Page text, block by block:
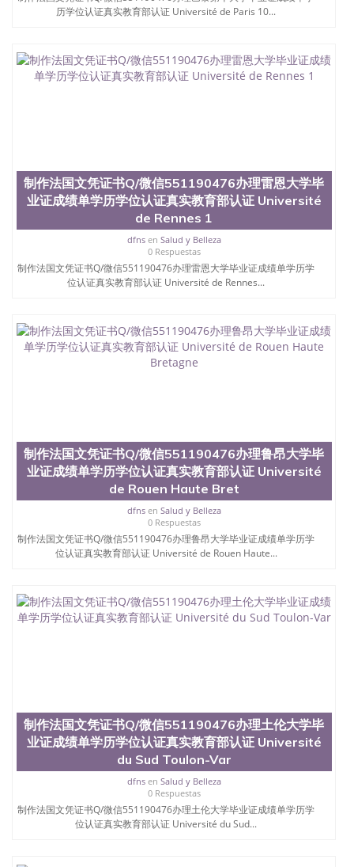
历学位认证真实教育部认证 Université de Paris 10...
制作法国文凭证书Q/微信551190476办理雷恩大学毕
业证成绩单学历学位认证真实教育部认证 Université
de Rennes 1
dfnsen Salud y Belleza
0 Respuestas
制作法国文凭证书Q/微信551190476办理雷恩大学毕业证成绩单学历学
位认证真实教育部认证 Université de Rennes...
制作法国文凭证书Q/微信551190476办理鲁昂大学毕
业证成绩单学历学位认证真实教育部认证 Université
de Rouen Haute Bret
dfnsen Salud y Belleza
0 Respuestas
制作法国文凭证书Q/微信551190476办理鲁昂大学毕业证成绩单学历学
位认证真实教育部认证 Université de Rouen Haute...
制作法国文凭证书Q/微信551190476办理土伦大学毕
业证成绩单学历学位认证真实教育部认证 Université
du Sud Toulon-Var
dfnsen Salud y Belleza
0 Respuestas
制作法国文凭证书Q/微信551190476办理土伦大学毕业证成绩单学历学
位认证真实教育部认证 Université du Sud...